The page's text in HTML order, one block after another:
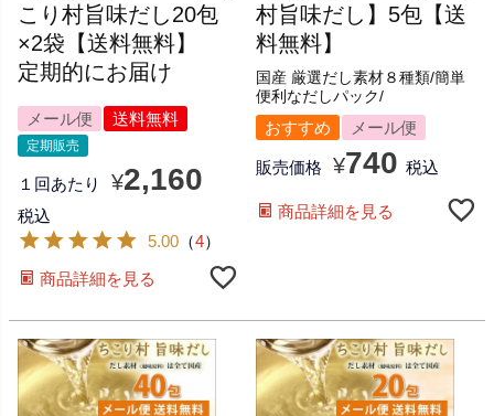
こり村旨味だし20包
×2袋【送料無料】
定期的にお届け
メール便 送料無料
定期販売
１回あたり ¥2,160
税込
5.00 （4）
商品詳細を見る
国産 厳選だし素材８種類/簡単
便利なだしパック/
村旨味だし】5包【送
料無料】
おすすめ メール便
販売価格 ¥740 税込
商品詳細を見る